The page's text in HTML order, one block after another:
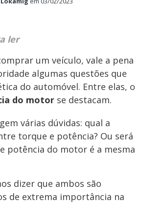
ler
um veículo, vale a pena
algumas questões que
do automóvel. Entre elas, o
do motor se destacam.
várias dúvidas: qual a
torque e potência? Ou será
potência do motor é a mesma
dizer que ambos são
de extrema importância na